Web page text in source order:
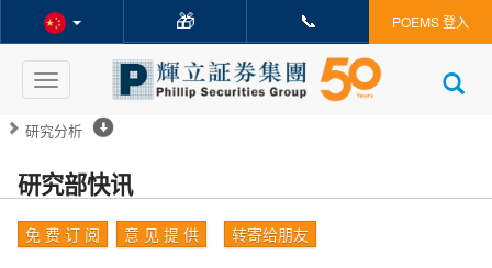
🎁 📞 POEMS 登入
Toggle
navigation
研究分析
研究部快讯
免 费 订 阅 意 见 提 供 转寄给朋友